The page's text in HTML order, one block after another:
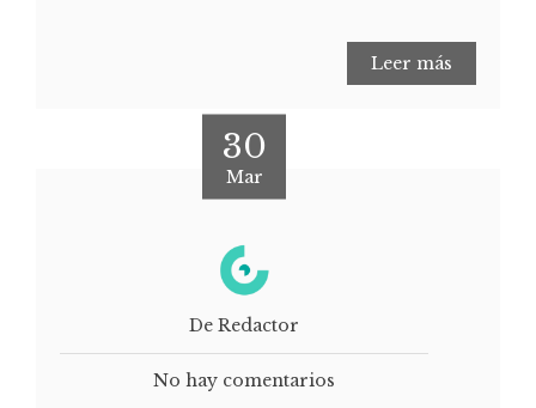
Leer más
30
Mar
De Redactor
No hay comentarios